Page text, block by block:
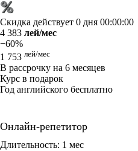
Скидка действует 0 дня 00:00:00
4 383 лей/мес
−60%
1 753 лей/мес
В рассрочку на 6 месяцев
Курс в подарок
Год английского бесплатно
Онлайн-репетитор
Длительность: 1 мес